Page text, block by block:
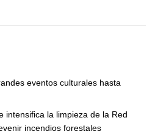
eventos culturales hasta
intensifica la limpieza de la Red
incendios forestales